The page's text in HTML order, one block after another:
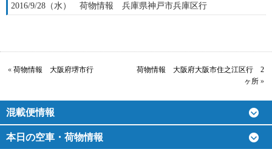
2016/9/28（水） 荷物情報 兵庫県神戸市兵庫区行
« 荷物情報 大阪府堺市行
荷物情報 大阪府大阪市住之江区行 2
ヶ所 »
混載便情報
本日の空車・荷物情報